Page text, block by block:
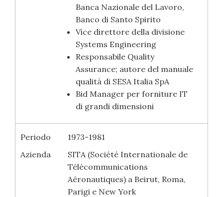
Banca Nazionale del Lavoro,
Banco di Santo Spirito
Vice direttore della divisione
Systems Engineering
Responsabile Quality
Assurance; autore del manuale
qualità di SESA Italia SpA
Bid Manager per forniture IT
di grandi dimensioni
Periodo
1973-1981
Azienda
SITA (Société Internationale de
Télécommunications
Aéronautiques) a Beirut, Roma,
Parigi e New York